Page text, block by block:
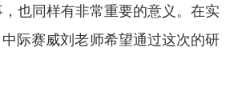
也同样有非常重要的意义。在实
际赛威刘老师希望通过这次的研